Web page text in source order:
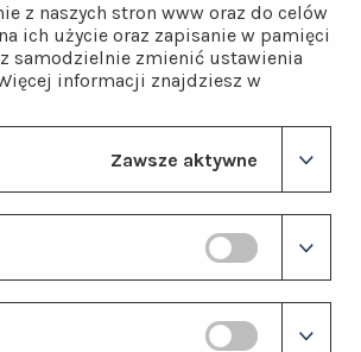
z naszych stron www oraz do celów
ich użycie oraz zapisanie w pamięci
samodzielnie zmienić ustawienia
informacji znajdziesz w
Zawsze aktywne